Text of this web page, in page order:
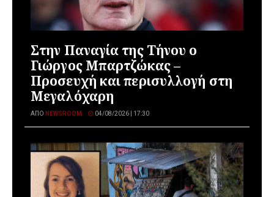
Στην Παναγία της Τήνου ο
Γιώργος Μπαρτζώκας –
Προσευχή και περισυλλογή στη
Μεγαλόχαρη
ΑΠΌ NEWSROOM 04/08/2026 | 17:30